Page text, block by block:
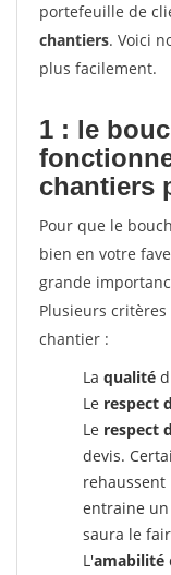
portefeuille de
chantiers. Voici
plus facilement.
1 : le
chantiers
Pour que le
bien en votre
grande
Plusieurs
chantier :
La qualité
Le respect
Le respect
devis.
entraine
saura le
L'amabilité